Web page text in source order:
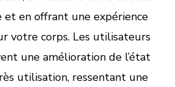
en offrant une expérience
votre corps. Les utilisateurs
une amélioration de l’état
utilisation, ressentant une